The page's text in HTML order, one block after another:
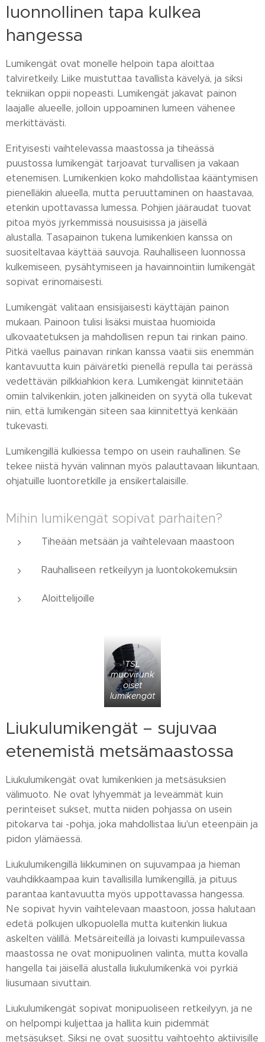
luonnollinen tapa kulkea
hangessa
Lumikengät ovat monelle helpoin tapa aloittaa
talviretkeily. Liike muistuttaa tavallista kävelyä, ja siksi
tekniikan oppii nopeasti. Lumikengät jakavat painon
laajalle alueelle, jolloin uppoaminen lumeen vähenee
merkittävästi.
Erityisesti vaihtelevassa maastossa ja tiheässä
puustossa lumikengät tarjoavat turvallisen ja vakaan
etenemisen. Lumikenkien koko mahdollistaa kääntymisen
pienelläkin alueella, mutta peruuttaminen on haastavaa,
etenkin upottavassa lumessa. Pohjien jääraudat tuovat
pitoa myös jyrkemmissä nousuisissa ja jäisellä
alustalla. Tasapainon tukena lumikenkien kanssa on
suositeltavaa käyttää sauvoja. Rauhalliseen luonnossa
kulkemiseen, pysähtymiseen ja havainnointiin lumikengät
sopivat erinomaisesti.
Lumikengät valitaan ensisijaisesti käyttäjän painon
mukaan. Painoon tulisi lisäksi muistaa huomioida
ulkovaatetuksen ja mahdollisen repun tai rinkan paino.
Pitkä vaellus painavan rinkan kanssa vaatii siis enemmän
kantavuutta kuin päiväretki pienellä repulla tai perässä
vedettävän pilkkiahkion kera. Lumikengät kiinnitetään
omiin talvikenkiin, joten jalkineiden on syytä olla tukevat
niin, että lumikengän siteen saa kiinnitettyä kenkään
tukevasti.
Lumikengillä kulkiessa tempo on usein rauhallinen. Se
tekee niistä hyvän valinnan myös palauttavaan liikuntaan,
ohjatuille luontoretkille ja ensikertalaisille.
Mihin lumikengät sopivat parhaiten?
Tiheään metsään ja vaihtelevaan maastoon
Rauhalliseen retkeilyyn ja luontokokemuksiin
Aloittelijoille
TSL
muovirunk
oiset
lumikengät
Liukulumikengät – sujuvaa
etenemistä metsämaastossa
Liukulumikengät ovat lumikenkien ja metsäsuksien
välimuoto. Ne ovat lyhyemmät ja leveämmät kuin
perinteiset sukset, mutta niiden pohjassa on usein
pitokarva tai -pohja, joka mahdollistaa liu'un eteenpäin ja
pidon ylämäessä.
Liukulumikengillä liikkuminen on sujuvampaa ja hieman
vauhdikkaampaa kuin tavallisilla lumikengillä, ja pituus
parantaa kantavuutta myös uppottavassa hangessa.
Ne sopivat hyvin vaihtelevaan maastoon, jossa halutaan
edetä polkujen ulkopuolella mutta kuitenkin liukua
askelten välillä. Metsäreiteillä ja loivasti kumpuilevassa
maastossa ne ovat monipuolinen valinta, mutta kovalla
hangella tai jäisellä alustalla liukulumikenkä voi pyrkiä
liusumaan sivuttain.
Liukulumikengät sopivat monipuoliseen retkeilyyn, ja ne
on helpompi kuljettaa ja hallita kuin pidemmät
metsäsukset. Siksi ne ovat suosittu vaihtoehto aktiivisille